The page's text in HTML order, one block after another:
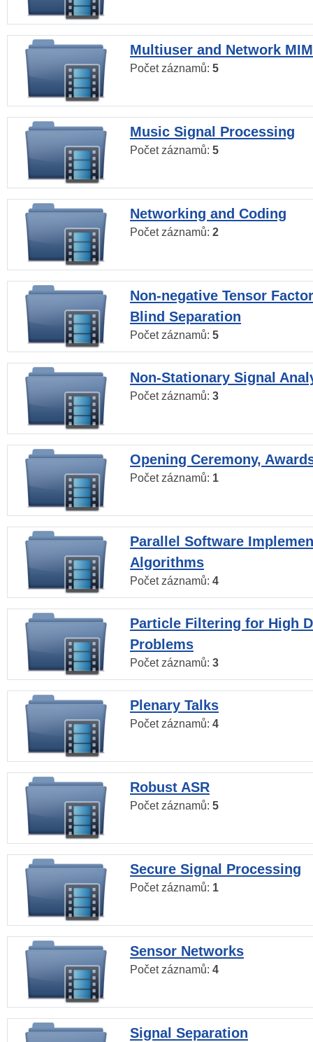
Multiuser and Network
Počet záznamů: 5
Music Signal Processing
Počet záznamů: 5
Networking and Coding
Počet záznamů: 2
Non-negative Tensor
Blind Separation
Počet záznamů: 5
Non-Stationary Signal
Počet záznamů: 3
Opening Ceremony,
Počet záznamů: 1
Parallel Software
Algorithms
Počet záznamů: 4
Particle Filtering for High
Problems
Počet záznamů: 3
Plenary Talks
Počet záznamů: 4
Robust ASR
Počet záznamů: 5
Secure Signal Processing
Počet záznamů: 1
Sensor Networks
Počet záznamů: 4
Signal Separation